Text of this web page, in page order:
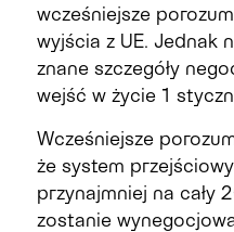
wcześniejsze
wyjścia z UE. Jednak
znane szczegóły
wejść w życie 1
Wcześniejsze
że system
przynajmniej na cały
zostanie